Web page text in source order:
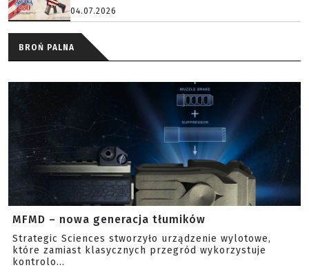
04.07.2026
BROŃ PALNA
MFMD – nowa generacja tłumików
Strategic Sciences stworzyło urządzenie wylotowe,
które zamiast klasycznych przegród wykorzystuje
kontrolo...